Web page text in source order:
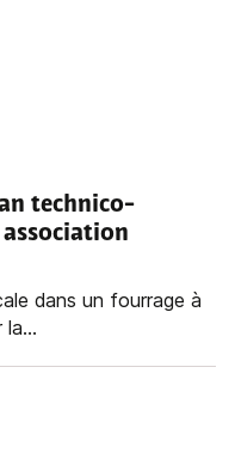
technico-
dans un fourrage à
la...